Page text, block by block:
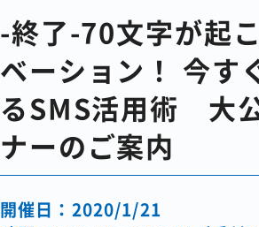
資料請求 お
-終了-70文字が起
ベーション！ 今す
るSMS活用術 大
ナーのご案内
開催日：2020/1/21